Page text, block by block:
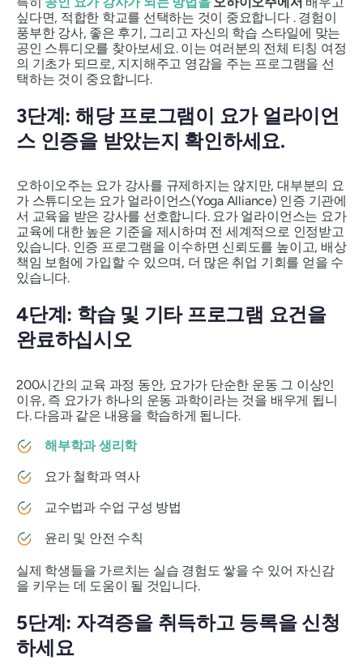
싶다면, 적합한 학교를 선택하는 것이 중요합니다 . 경험이
풍부한 강사, 좋은 후기, 그리고 자신의 학습 스타일에 맞는
공인 스튜디오를 찾아보세요. 이는 여러분의 전체 티칭 여정
의 기초가 되므로, 지지해주고 영감을 주는 프로그램을 선
택하는 것이 중요합니다.
3단계: 해당 프로그램이 요가 얼라이언
스 인증을 받았는지 확인하세요.
오하이오주는 요가 강사를 규제하지는 않지만, 대부분의 요
가 스튜디오는 요가 얼라이언스(Yoga Alliance) 인증 기관에
서 교육을 받은 강사를 선호합니다. 요가 얼라이언스는 요가
교육에 대한 높은 기준을 제시하며 전 세계적으로 인정받고
있습니다. 인증 프로그램을 이수하면 신뢰도를 높이고, 배상
책임 보험에 가입할 수 있으며, 더 많은 취업 기회를 얻을 수
있습니다.
4단계: 학습 및 기타 프로그램 요건을
완료하십시오
200시간의 교육 과정 동안, 요가가 단순한 운동 그 이상인
이유, 즉 요가가 하나의 운동 과학이라는 것을 배우게 됩니
다. 다음과 같은 내용을 학습하게 됩니다.
해부학과 생리학
요가 철학과 역사
교수법과 수업 구성 방법
윤리 및 안전 수칙
실제 학생들을 가르치는 실습 경험도 쌓을 수 있어 자신감
을 키우는 데 도움이 될 것입니다.
5단계: 자격증을 취득하고 등록을 신청
하세요